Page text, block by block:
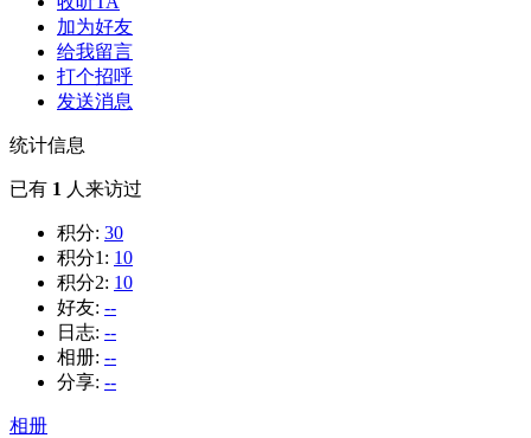
加为好友
给我留言
打个招呼
发送消息
统计信息
已有 1 人来访过
积分: 30
积分1: 10
积分2: 10
好友: --
日志: --
相册: --
分享: --
相册